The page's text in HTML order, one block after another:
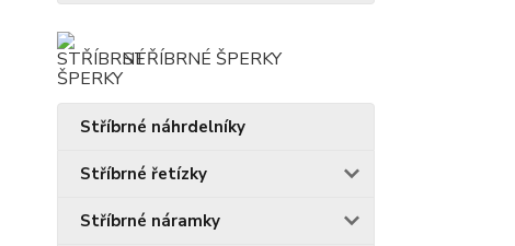
STŘÍBRNÉ ŠPERKY
Stříbrné náhrdelníky
Stříbrné řetízky
Stříbrné náramky